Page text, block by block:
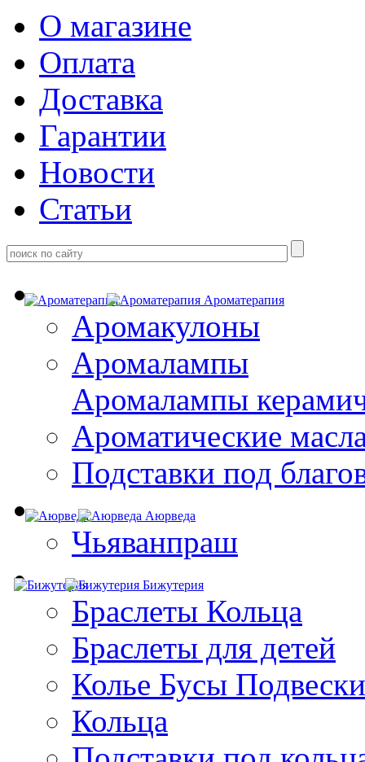
О магазине
Оплата
Доставка
Гарантии
Новости
Статьи
Ароматерапия
Аромакулоны
Аромалампы
Aромалампы
Ароматические
Подставки под
Аюрведа
Чьяванпраш
Бижутерия
Браслеты Кольца
Браслеты для детей
Колье Бусы Подвески
Кольца